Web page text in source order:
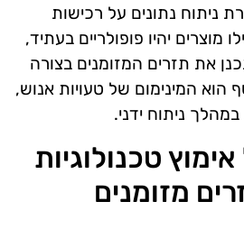
נתונים על רכישות
מוצרים יהיו פופולריים בעתיד,
את תזרים המזומנים בצורה
הוא המינימום של טעויות אנוש,
ניתוח ידני.
טכנולוגיות